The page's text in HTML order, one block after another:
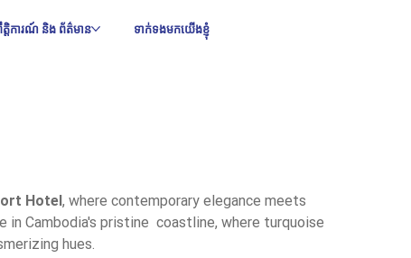
ត្តិការណ៍ និង ព័ត៌មាន ទាក់ទងមកយើងខ្ញុំ
Hotel, where contemporary elegance meets
in Cambodia's pristine  coastline, where turquoise
hues.